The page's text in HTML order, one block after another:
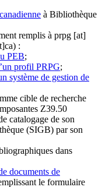
à Bibliothèque
remplis à prpg [at]
:
PEB;
profil PRPG;
système de gestion de
cible de recherche
Z39.50
catalogage de son
(SIGB) par son
dans
documents de
le formulaire